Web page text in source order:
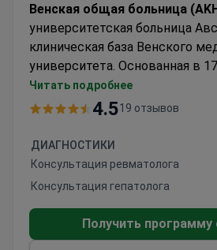
Венская общая больница
университетская больница
клиническая база Венского
университета. Основанная в
специализируется на
сложных заболеваний,
диагностики и
экспертизы. Основные
онкологию,
заболеваний, интенсивную
и получение второго
Читать подробнее
4.519 отзывов
ДИАГНОСТИКИ
Консультация ревматолога
Консультация гепатолога
Получить программу